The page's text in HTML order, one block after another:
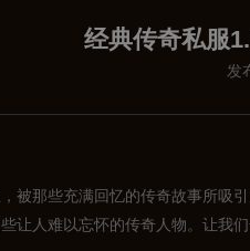
经典传奇私服
发
被那些充满回忆的传奇故事所
让人难以忘怀的传奇人物。让我